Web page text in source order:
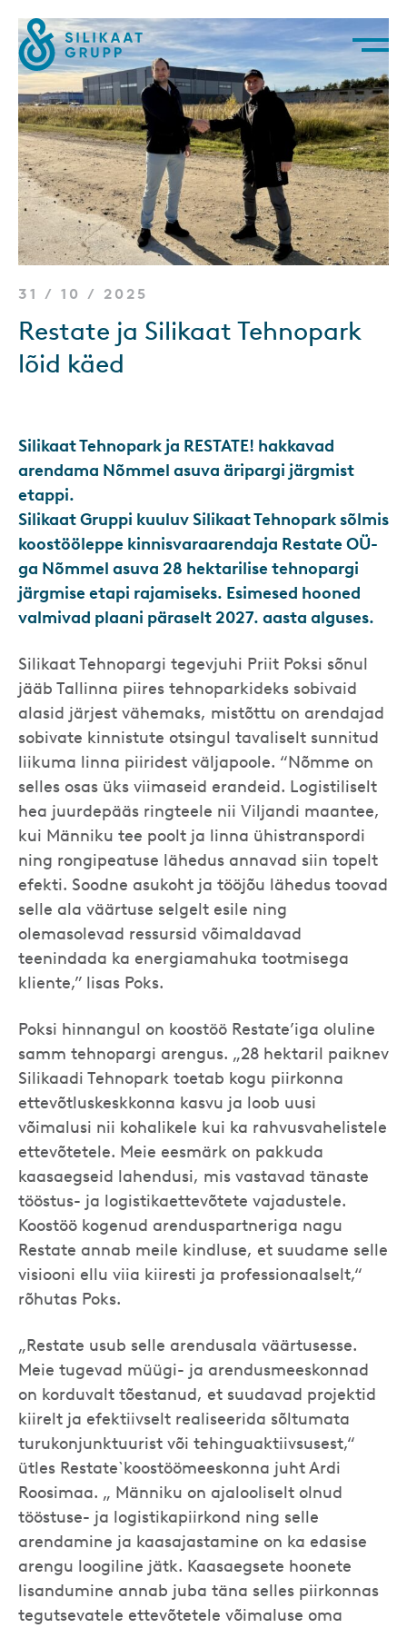
Navigation
31 / 10 / 2025
Restate ja Silikaat Tehnopark
lõid käed
Silikaat Tehnopark ja RESTATE! hakkavad
arendama Nõmmel asuva äripargi järgmist
etappi.
Silikaat Gruppi kuuluv Silikaat Tehnopark sõlmis
koostööleppe kinnisvaraarendaja Restate OÜ-
ga Nõmmel asuva 28 hektarilise tehnopargi
järgmise etapi rajamiseks. Esimesed hooned
valmivad plaani päraselt 2027. aasta alguses.
Silikaat Tehnopargi tegevjuhi Priit Poksi sõnul
jääb Tallinna piires tehnoparkideks sobivaid
alasid järjest vähemaks, mistõttu on arendajad
sobivate kinnistute otsingul tavaliselt sunnitud
liikuma linna piiridest väljapoole. “Nõmme on
selles osas üks viimaseid erandeid. Logistiliselt
hea juurdepääs ringteele nii Viljandi maantee,
kui Männiku tee poolt ja linna ühistranspordi
ning rongipeatuse lähedus annavad siin topelt
efekti. Soodne asukoht ja tööjõu lähedus toovad
selle ala väärtuse selgelt esile ning
olemasolevad ressursid võimaldavad
teenindada ka energiamahuka tootmisega
kliente,” lisas Poks.
Poksi hinnangul on koostöö Restate’iga oluline
samm tehnopargi arengus. „28 hektaril paiknev
Silikaadi Tehnopark toetab kogu piirkonna
ettevõtluskeskkonna kasvu ja loob uusi
võimalusi nii kohalikele kui ka rahvusvahelistele
ettevõtetele. Meie eesmärk on pakkuda
kaasaegseid lahendusi, mis vastavad tänaste
tööstus- ja logistikaettevõtete vajadustele.
Koostöö kogenud arenduspartneriga nagu
Restate annab meile kindluse, et suudame selle
visiooni ellu viia kiiresti ja professionaalselt,“
rõhutas Poks.
„Restate usub selle arendusala väärtusesse.
Meie tugevad müügi- ja arendusmeeskonnad
on korduvalt tõestanud, et suudavad projektid
kiirelt ja efektiivselt realiseerida sõltumata
turukonjunktuurist või tehinguaktiivsusest,“
ütles Restate`koostöömeeskonna juht Ardi
Roosimaa. „ Männiku on ajalooliselt olnud
tööstuse- ja logistikapiirkond ning selle
arendamine ja kaasajastamine on ka edasise
arengu loogiline jätk. Kaasaegsete hoonete
lisandumine annab juba täna selles piirkonnas
tegutsevatele ettevõtetele võimaluse oma